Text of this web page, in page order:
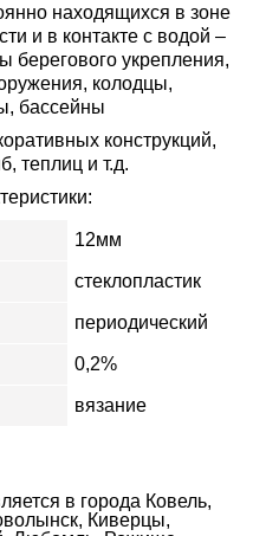
находящихся в зоне
и в контакте с водой –
берегового укрепления,
колодцы,
бассейны
конструкций,
теплиц и т.д.
12мм
стеклопластик
периодический
0,2%
вязание
в города Ковель,
Киверцы,